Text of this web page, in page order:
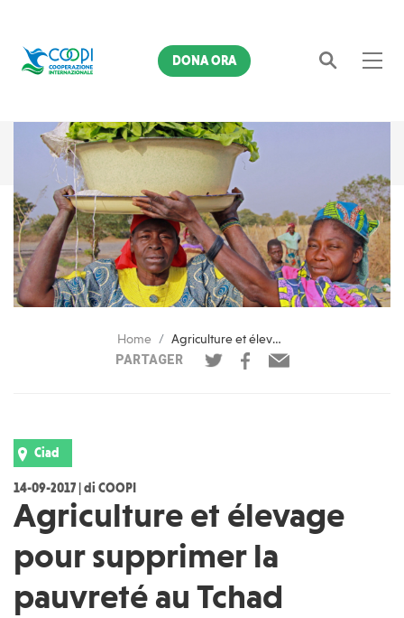
DONA ORA
Home
Agriculture et élevage pour supprimer la pauvreté au Tchad
PARTAGER
Ciad
14-09-2017 | di COOPI
Agriculture et élevage
pour supprimer la
pauvreté au Tchad